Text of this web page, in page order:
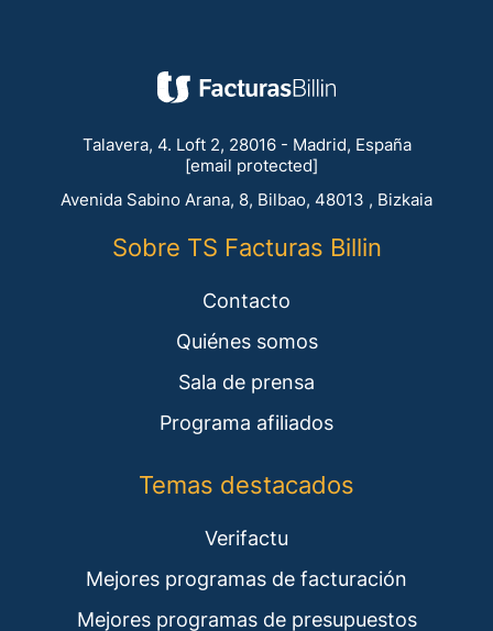
Talavera, 4. Loft 2, 28016 - Madrid, España
[email protected]
Avenida Sabino Arana, 8, Bilbao, 48013 , Bizkaia
Sobre TS Facturas Billin
Contacto
Quiénes somos
Sala de prensa
Programa afiliados
Temas destacados
Verifactu
Mejores programas de facturación
Mejores programas de presupuestos